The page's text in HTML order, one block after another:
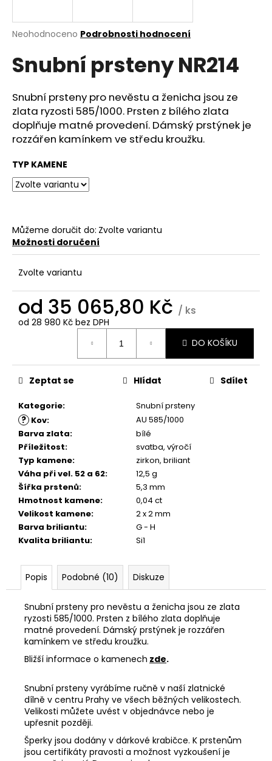
Průměrné
produktu
je
z
5
hvězdiček.
Neohodnoceno Podrobnosti hodnocení
Snubní prsteny NR214
Snubní prsteny pro nevěstu a ženicha jsou ze
zlata ryzosti 585/1000. Prsten z bílého zlata
doplňuje matné provedení. Dámský prstýnek je
rozzářen kamínkem ve středu kroužku.
TYP KAMENE
Můžeme doručit do: Zvolte variantu
Možnosti doručení
Zvolte variantu
od 35 065,80 Kč / ks
od 28 980 Kč bez DPH
DO KOŠÍKU
Kategorie: Snubní prsteny
? Kov:
AU 585/1000
Barva zlata:
bílé
Příležitost:
svatba, výročí
Typ kamene:
zirkon, briliant
Váha při vel. 52 a 62:
12,5 g
Šířka prstenů:
5,3 mm
Hmotnost kamene:
0,04 ct
Velikost kamene:
2 x 2 mm
Barva briliantu:
G - H
Kvalita briliantu: Si1
Zeptat se Hlídat Sdílet
Popis Podobné (10) Diskuze
Snubní prsteny pro nevěstu a ženicha jsou ze zlata
ryzosti 585/1000. Prsten z bílého zlata doplňuje
matné provedení. Dámský prstýnek je rozzářen
kamínkem ve středu kroužku.
Bližší informace o kamenech zde.
Snubní prsteny vyrábíme ručně v naší zlatnické
dílně v centru Prahy ve všech běžných velikostech.
Velikosti můžete uvést v objednávce nebo je
upřesnit později.
Šperky jsou dodány v dárkové krabičce. K prstenům
jsou certifikáty pravosti a možnost vyzkoušení je
j
t
?
HLEDAT
D
o
r
u
č
u
e
m